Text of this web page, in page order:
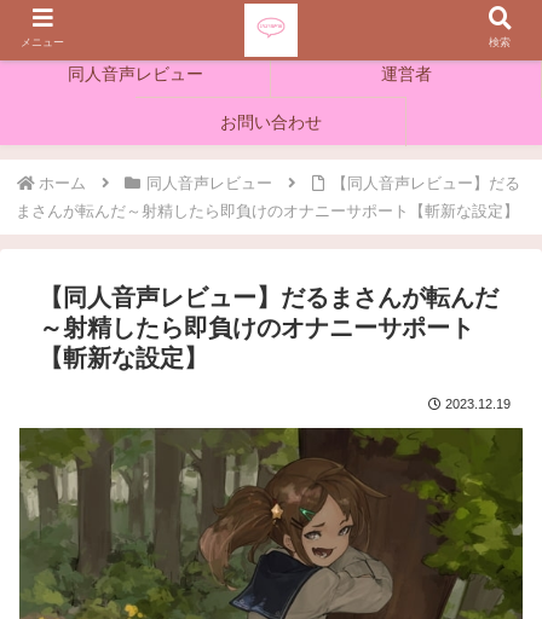
えちえち音声ラボとは
同人音声レビュー 運営者
お問い合わせ
ホーム 同人音声レビュー
【同人音声レビュー】だる
まさんが転んだ～射精したら即負けのオナニーサポート【斬新な設定】
【同人音声レビュー】だるまさんが転んだ
～射精したら即負けのオナニーサポート
【斬新な設定】
2023.12.19
メニュー 検索